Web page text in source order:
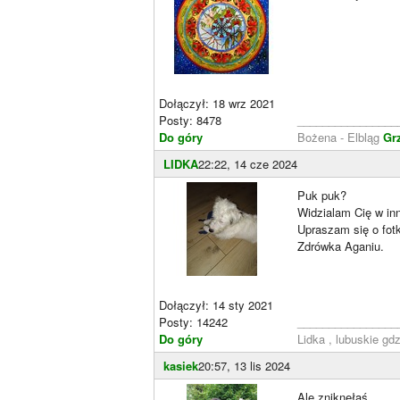
Dołączył: 18 wrz 2021
Posty: 8478
Do góry
Bożena - Elbląg
LIDKA22:22, 14 cze 2024
Dołączył: 14 sty 2021
Posty: 14242
Do góry
Puk puk?
Widzialam Cię w
Upraszam się o
Zdrówka Aganiu.
Lidka , lubuskie
kasiek20:57, 13 lis 2024